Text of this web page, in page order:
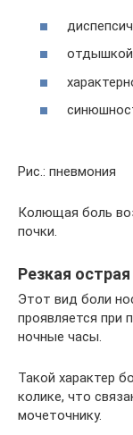
Рис.: пневмония
Колющая боль
почки.
Резкая
Этот вид боли
проявляется при
ночные часы.
Такой характер
колике, что
мочеточнику.